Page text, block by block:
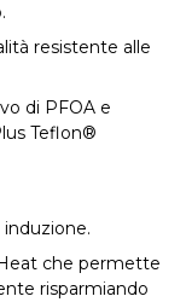
resistente alle
di PFOA e
Teflon®
che permette
risparmiando